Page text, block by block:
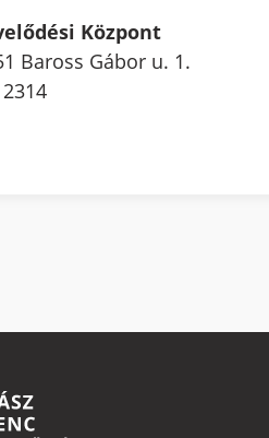
Központ
Baross Gábor u. 1.